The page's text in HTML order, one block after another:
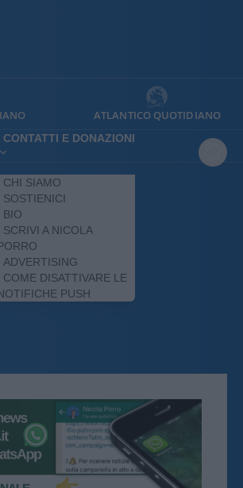
ATLANTICO QUOTIDIANO
CONTATTI E DONAZIONI
CHI SIAMO
SOSTIENICI
BIO
SCRIVI A NICOLA
ADVERTISING
COME DISATTIVARE LE
PUSH